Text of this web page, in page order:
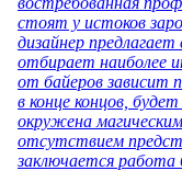
стоят у истоков
дизайнер
отбирает наиболее
от байеров зависит
в конце концов,
окружена
отсутствием
заключается работа